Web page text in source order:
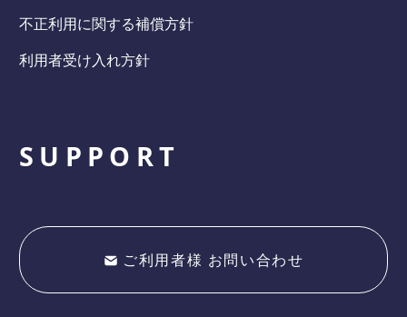
不正利用に関する補償方針
利用者受け入れ方針
SUPPORT
ご利用者様 お問い合わせ